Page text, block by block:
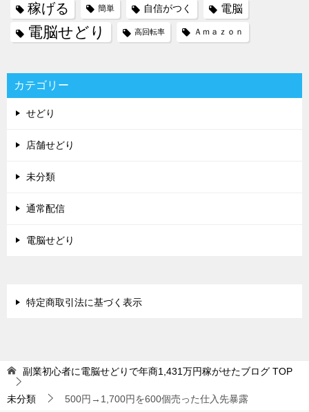
稼げる 簡単 自信がつく 電脳
電脳せどり 高回転率 Ａｍａｚｏｎ
カテゴリー
せどり
店舗せどり
未分類
通常配信
電脳せどり
特定商取引法に基づく表示
副業初心者に電脳せどりで年商1,431万円稼がせたブログ TOP
未分類 500円→1,700円を600個売った仕入先暴露